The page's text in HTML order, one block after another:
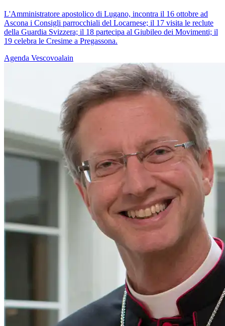
L'Amministratore apostolico di Lugano, incontra il 16 ottobre ad
Ascona i Consigli parrocchiali del Locarnese; il 17 visita le reclute
della Guardia Svizzera; il 18 partecipa al Giubileo dei Movimenti; il
19 celebra le Cresime a Pregassona.
Agenda Vescovoalain